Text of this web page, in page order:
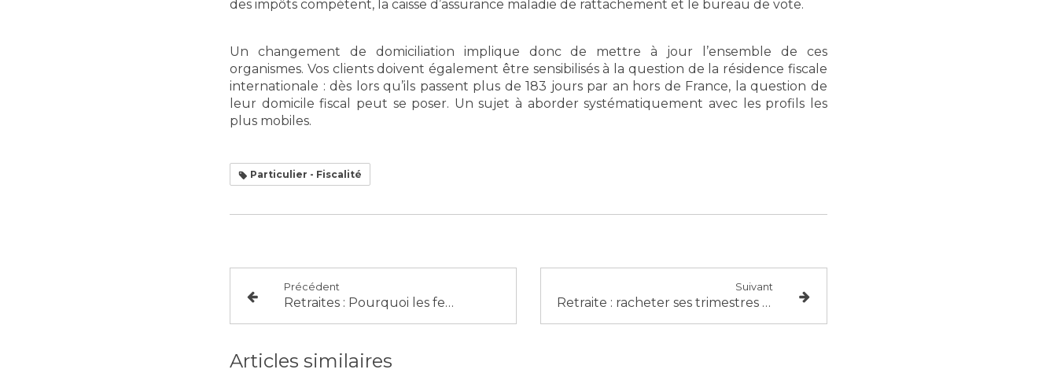
des impôts compétent, la caisse d’assurance maladie de rattachement et le bureau de vote.
Un changement de domiciliation implique donc de mettre à jour l’ensemble de ces
organismes. Vos clients doivent également être sensibilisés à la question de la résidence fiscale
internationale : dès lors qu’ils passent plus de 183 jours par an hors de France, la question de
leur domicile fiscal peut se poser. Un sujet à aborder systématiquement avec les profils les
plus mobiles.
Particulier - Fiscalité
Précédent
Retraites : Pourquoi les femmes ont raison de s'inquiéter plus que les hommes
Suivant
Retraite : racheter ses trimestres de stage coûte désormais 481 euros
Articles similaires